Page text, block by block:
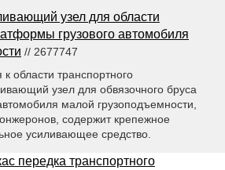
узел для области
грузового автомобиля
// 2677747
области транспортного
узел для обвязочного бруса
малой грузоподъемности,
содержит крепежное
усиливающее средство.
передка транспортного